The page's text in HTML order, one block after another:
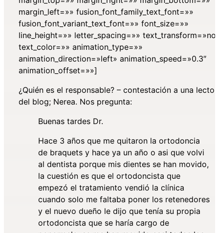
margin_left=»» fusion_font_family_text_font=»»
fusion_font_variant_text_font=»» font_size=»»
line_height=»» letter_spacing=»»
text_color=»» animation_type=»»
animation_direction=»left» animation_speed=»0.3″
animation_offset=»»]
¿Quién es el responsable? – contestación a una
del blog; Nerea. Nos pregunta:
Buenas tardes Dr.
Hace 3 años que me quitaron la ortodoncia
de braquets y hace ya un año o asi que volvi
al dentista porque mis dientes se han movido,
la cuestión es que el ortodoncista que
empezó el tratamiento vendió la clínica
cuando solo me faltaba poner los retenedores
y el nuevo dueño le dijo que tenía su propia
ortodoncista que se haría cargo de